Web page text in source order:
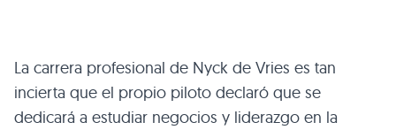
La carrera profesional de Nyck de Vries es tan
incierta que el propio piloto declaró que se
dedicará a estudiar negocios y liderazgo en la